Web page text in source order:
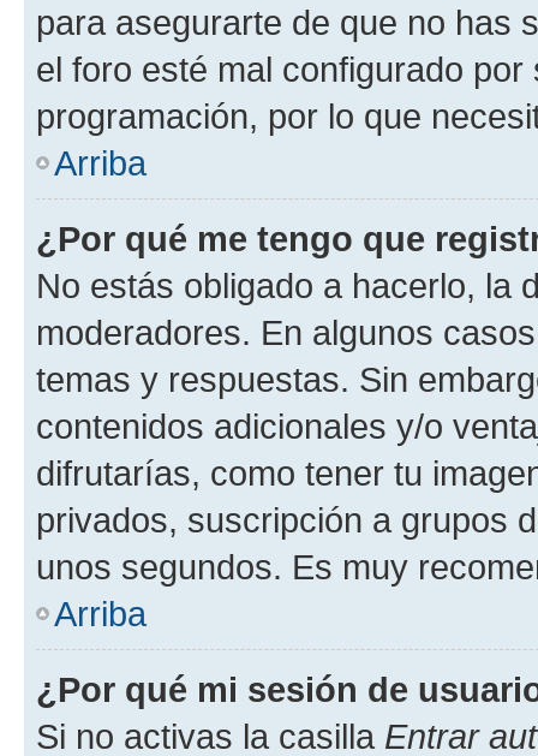
para asegurarte de que no has
el foro esté mal configurado
programación, por lo que
Arriba
¿Por qué me tengo que
No estás obligado a hacerlo, la
moderadores. En algunos
temas y respuestas. Sin
contenidos adicionales y/o
difrutarías, como tener tu
privados, suscripción a grupos
unos segundos. Es muy
Arriba
¿Por qué mi sesión de
Si no activas la casilla Entrar